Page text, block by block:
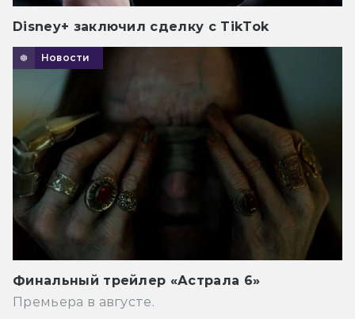
Disney+ заключил сделку с TikTok
Новости
Финальный трейлер «Астрала 6»
Премьера в августе.